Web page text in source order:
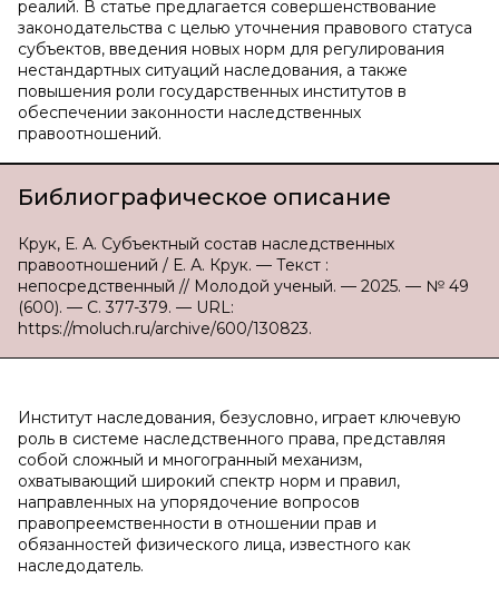
реалий. В статье предлагается совершенствование
законодательства с целью уточнения правового статуса
субъектов, введения новых норм для регулирования
нестандартных ситуаций наследования, а также
повышения роли государственных институтов в
обеспечении законности наследственных
правоотношений.
Библиографическое описание
Крук, Е. А. Субъектный состав наследственных
правоотношений / Е. А. Крук. — Текст :
непосредственный // Молодой ученый. — 2025. — № 49
(600). — С. 377-379. — URL:
https://moluch.ru/archive/600/130823.
Институт наследования, безусловно, играет ключевую
роль в системе наследственного права, представляя
собой сложный и многогранный механизм,
охватывающий широкий спектр норм и правил,
направленных на упорядочение вопросов
правопреемственности в отношении прав и
обязанностей физического лица, известного как
наследодатель.